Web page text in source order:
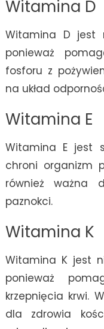
Witamina D
Witamina D jest
ponieważ
fosforu z
na układ
Witamina E
Witamina E jest
chroni organizm
również ważna
paznokci.
Witamina K
Witamina K jest
ponieważ
krzepnięcia krwi.
dla zdrowia